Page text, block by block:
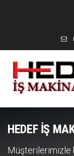
HEDEF İŞ
Müşterilerimizle